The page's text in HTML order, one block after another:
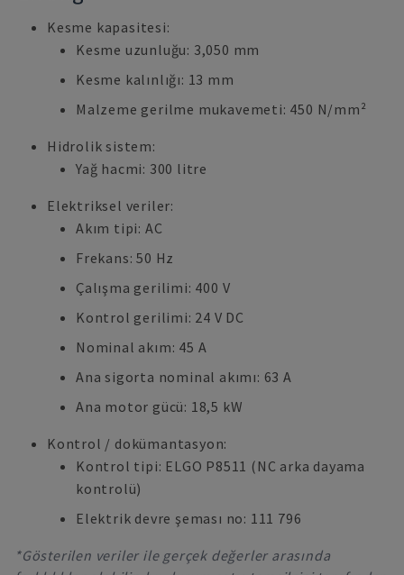
Kesme kapasitesi:
Kesme uzunluğu: 3,050 mm
Kesme kalınlığı: 13 mm
Malzeme gerilme mukavemeti: 450 N/mm²
Hidrolik sistem:
Yağ hacmi: 300 litre
Elektriksel veriler:
Akım tipi: AC
Frekans: 50 Hz
Çalışma gerilimi: 400 V
Kontrol gerilimi: 24 V DC
Nominal akım: 45 A
Ana sigorta nominal akımı: 63 A
Ana motor gücü: 18,5 kW
Kontrol / dokümantasyon:
Kontrol tipi: ELGO P8511 (NC arka dayama
kontrolü)
Elektrik devre şeması no: 111 796
*Gösterilen veriler ile gerçek değerler arasında